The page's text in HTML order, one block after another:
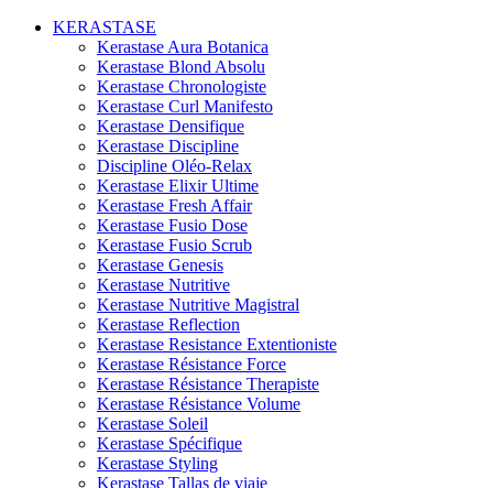
KERASTASE
Kerastase Aura Botanica
Kerastase Blond Absolu
Kerastase Chronologiste
Kerastase Curl Manifesto
Kerastase Densifique
Kerastase Discipline
Discipline Oléo-Relax
Kerastase Elixir Ultime
Kerastase Fresh Affair
Kerastase Fusio Dose
Kerastase Fusio Scrub
Kerastase Genesis
Kerastase Nutritive
Kerastase Nutritive Magistral
Kerastase Reflection
Kerastase Resistance Extentioniste
Kerastase Résistance Force
Kerastase Résistance Therapiste
Kerastase Résistance Volume
Kerastase Soleil
Kerastase Spécifique
Kerastase Styling
Kerastase Tallas de viaje